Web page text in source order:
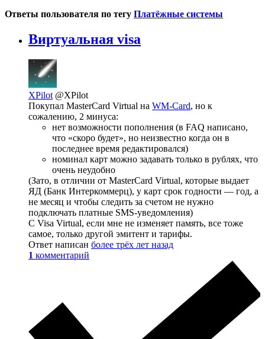
Ответы пользователя по тегу Платёжные системы
Виртуальная visa
XPilot @XPilot
Покупал MasterCard Virtual на WM-Card, но к
сожалению, 2 минуса:
нет возможности пополнения (в FAQ написано,
что «скоро будет», но неизвестно когда он в
последнее время редактировался)
номинал карт можно задавать только в рублях, что
очень неудобно
(Зато, в отличии от MasterCard Virtual, которые выдает
ЯД (Банк Интеркоммерц), у карт срок годности — год, а
не месяц и чтобы следить за счетом не нужно
подключать платные SMS-уведомления)
С Visa Virtual, если мне не изменяет память, все тоже
самое, только другой эмитент и тарифы.
Ответ написан более трёх лет назад
1 комментарий